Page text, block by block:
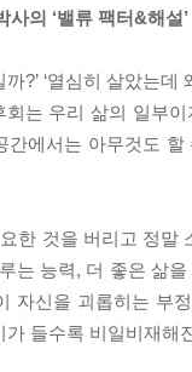
사의 ‘밸류 팩터&해설
?’ ‘열심히 살았는
는 우리 삶의 일부
간에서는 아무것도
요한 것을 버리고 정
는 능력, 더 좋은 삶
자신을 괴롭히는 부
들수록 비일비재해